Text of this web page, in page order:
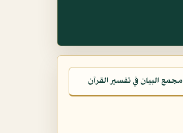
مجمع البيان في تفسير القرآن